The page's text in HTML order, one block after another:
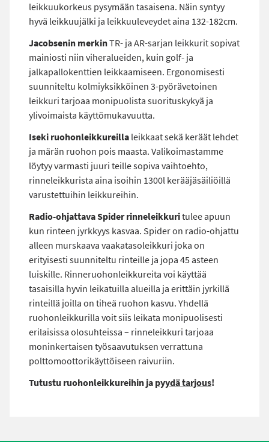
leikkuukorkeus pysymään tasaisena. Näin syntyy
hyvä leikkuujälki ja leikkuuleveydet aina 132-182cm.
Jacobsenin merkinTR- ja AR-sarjan leikkurit sopivat
mainiosti niin viheralueiden, kuin golf- ja
jalkapallokenttien leikkaamiseen. Ergonomisesti
suunniteltu kolmiyksikköinen 3-pyörävetoinen
leikkuri tarjoaa monipuolista suorituskykyä ja
ylivoimaista käyttömukavuutta.
Iseki ruohonleikkureillaleikkaat sekä keräät lehdet
ja märän ruohon pois maasta. Valikoimastamme
löytyy varmasti juuri teille sopiva vaihtoehto,
rinneleikkurista aina isoihin 1300l kerääjäsäiliöillä
varustettuihin leikkureihin.
Radio-ohjattava Spider rinneleikkuritulee apuun
kun rinteen jyrkkyys kasvaa. Spider on radio-ohjattu
alleen murskaava vaakatasoleikkuri joka on
erityisesti suunniteltu rinteille ja jopa 45 asteen
luiskille. Rinneruohonleikkureita voi käyttää
tasaisilla hyvin leikatuilla alueilla ja erittäin jyrkillä
rinteillä joilla on tiheä ruohon kasvu. Yhdellä
ruohonleikkurilla voit siis leikata monipuolisesti
erilaisissa olosuhteissa – rinneleikkuri tarjoaa
moninkertaisen työsaavutuksen verrattuna
polttomoottorikäyttöiseen raivuriin.
Tutustu ruohonleikkureihin japyydä tarjous!